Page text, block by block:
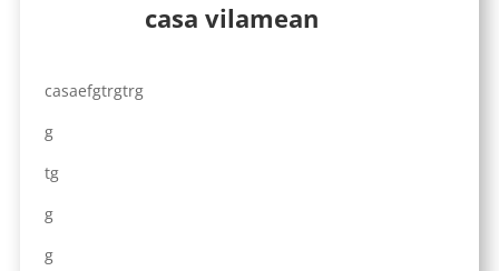
casa vilamean
casaefgtrgtrg
g
tg
g
g